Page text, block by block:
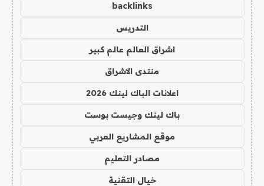
backlinks
التدريس
اشراق العالم عالم كبير
منتدى الاشراق
اعلانات الباك لينك 2026
باك لينك وجيست بوست
موقع المشاريع العربي
مصادر التعليم
خيال التقنية